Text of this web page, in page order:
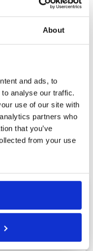
About
and ads, to
analyse our traffic.
use of our site with
partners who
that you’ve
from your use